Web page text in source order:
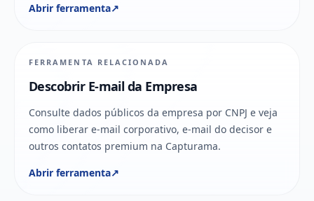
Abrir ferramenta↗
FERRAMENTA RELACIONADA
Descobrir E-mail da Empresa
Consulte dados públicos da empresa por CNPJ e veja
como liberar e-mail corporativo, e-mail do decisor e
outros contatos premium na Capturama.
Abrir ferramenta↗